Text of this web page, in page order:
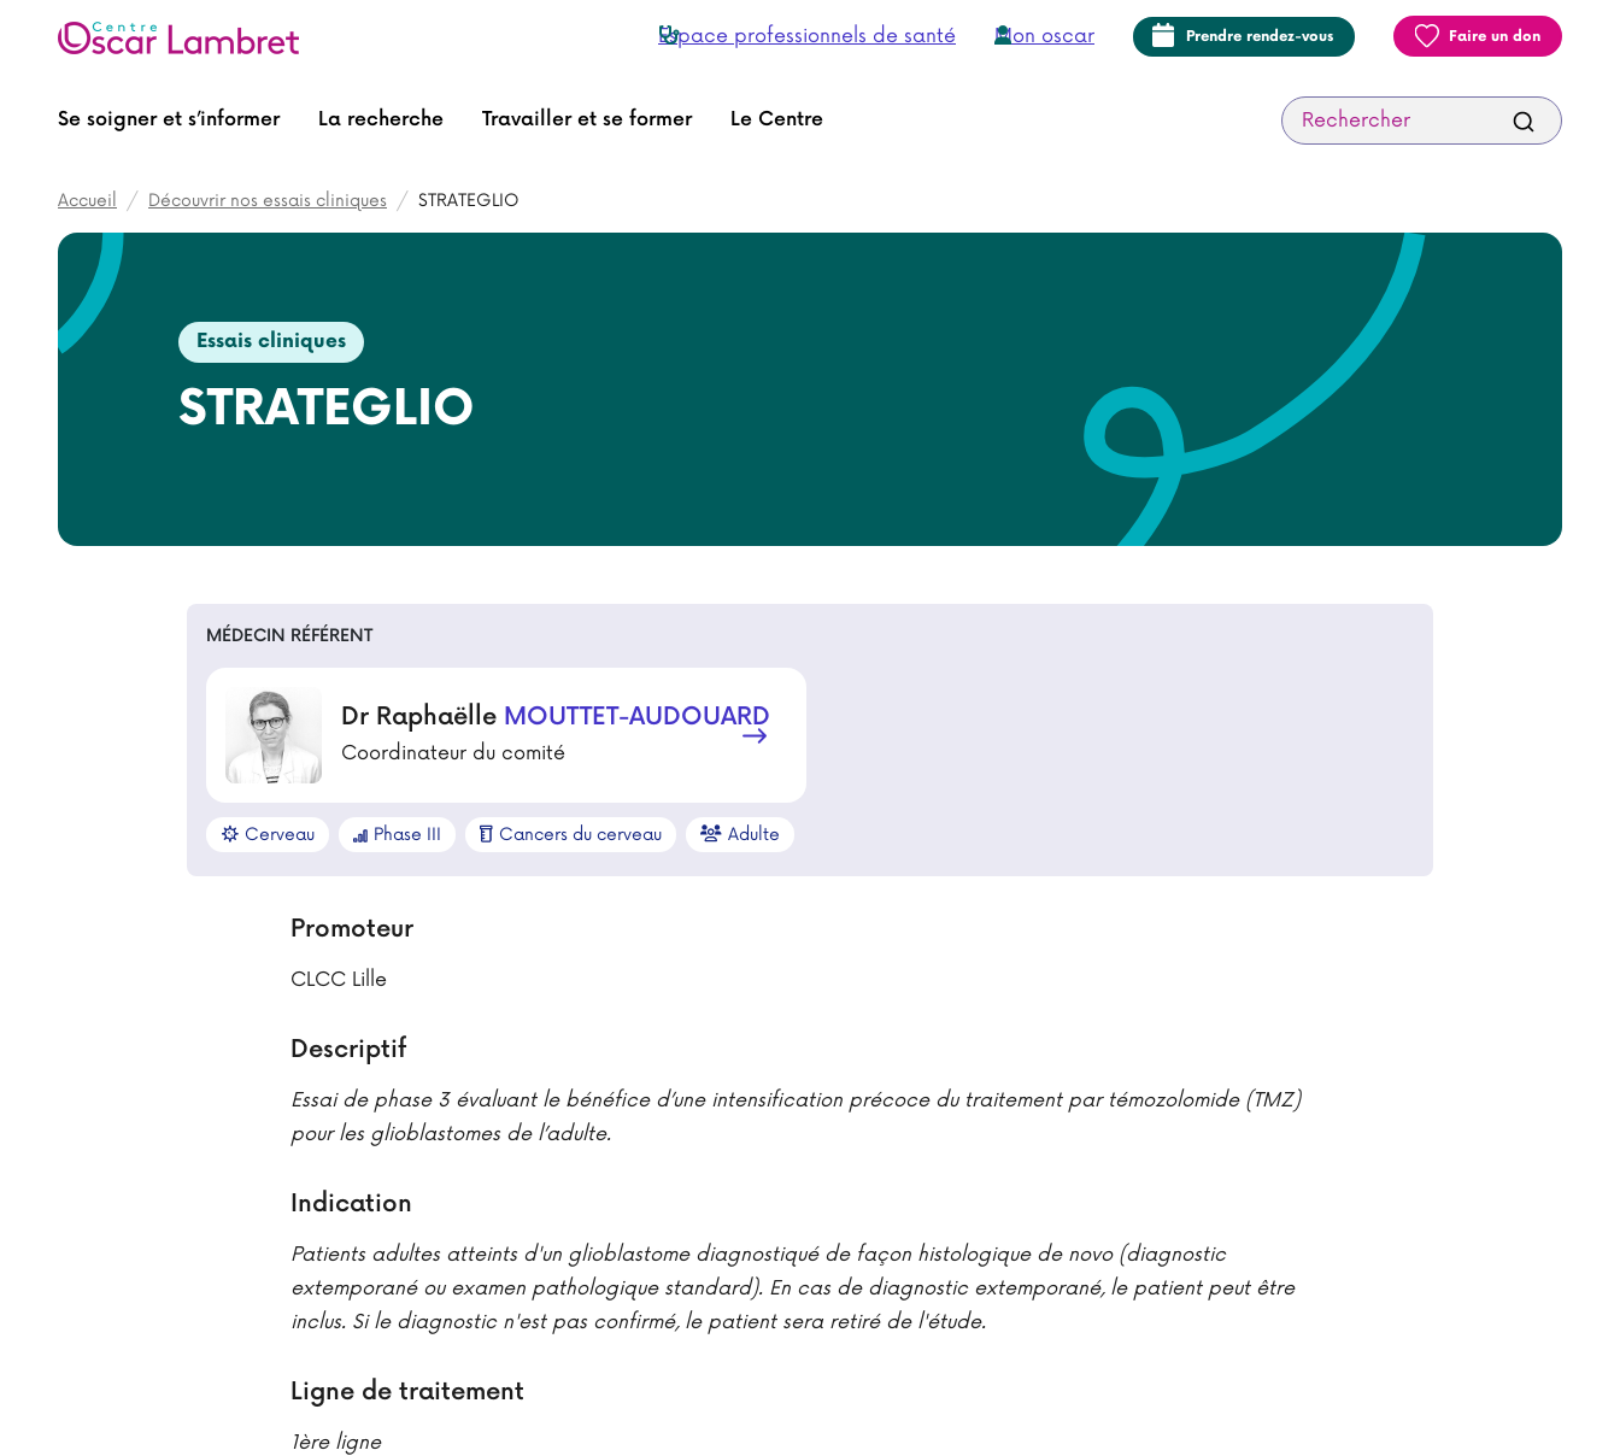
Espace professionnels de santé Mon oscar Prendre rendez-vous Faire un don
Se soigner et s’informer La recherche Travailler et se former Le Centre Recherche:
Fil d'Ariane
Accueil Découvrir nos essais cliniques STRATEGLIO
Essais cliniques
STRATEGLIO
MÉDECIN RÉFÉRENT
Dr Raphaëlle MOUTTET-AUDOUARD
Coordinateur du comité
Cerveau Phase III Cancers du cerveau Adulte
Promoteur
CLCC Lille
Descriptif
Essai de phase 3 évaluant le bénéfice d’une intensification précoce du traitement par témozolomide (TMZ)
pour les glioblastomes de l’adulte.
Indication
Patients adultes atteints d'un glioblastome diagnostiqué de façon histologique de novo (diagnostic
extemporané ou examen pathologique standard). En cas de diagnostic extemporané, le patient peut être
inclus. Si le diagnostic n'est pas confirmé, le patient sera retiré de l'étude.
Ligne de traitement
1ère ligne